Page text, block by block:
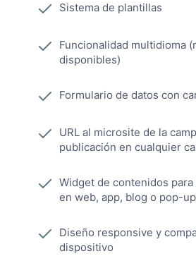
Sistema de plantillas
Funcionalidad multidioma
disponibles)
Formulario de datos con
URL al microsite de la
publicación en cualquier
Widget de contenidos
en web, app, blog o pop-up
Diseño responsive y
dispositivo